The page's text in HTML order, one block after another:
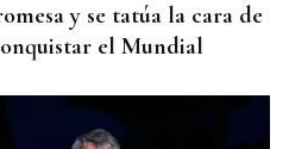
y se tatúa la cara de
el Mundial